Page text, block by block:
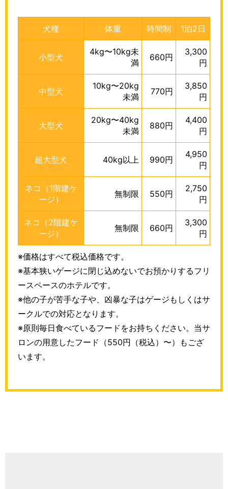
犬種 体重 時間制 1泊2日
小型犬
4kg〜10kg未
満
660円
3,300
円
中型犬
10kg〜20kg
未満
770円
3,850
円
大型犬
20kg〜40kg
未満
880円
4,400
円
超大型犬 40kg以上 990円
4,950
円
ネコ（1階建ケ
ージ）
無制限 550円
2,750
円
ネコ（2階建ケ
ージ）
無制限 660円
3,300
円
※価格はすべて税込価格です。
※基本狭いゲージに閉じ込めないでお預かりするフリ
ースペースのホテルです。
※他の子が苦手な子や、凶暴な子はゲージもしくはサ
ークルでの対応となります。
※原則毎日食べているフードをお持ちください。当サ
ロンの用意したフード（550円（税込）〜）もござ
います。